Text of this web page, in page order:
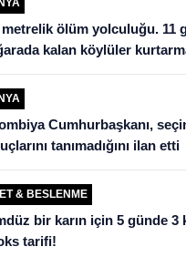
metrelik ölüm yolculuğu. 11
kalan köylüler
etti
Cumhurbaşkanı,
tanımadığını ilan etti
& BESLENME
bir karın için 5 günde 3
tarifi!